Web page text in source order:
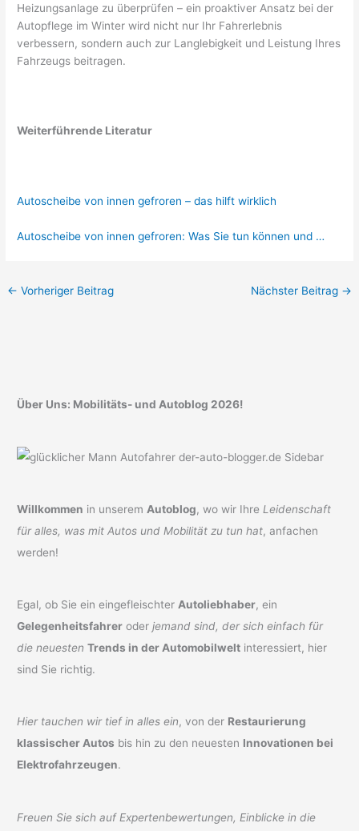
Heizungsanlage zu überprüfen – ein proaktiver Ansatz bei der
Autopflege im Winter wird nicht nur Ihr Fahrerlebnis
verbessern, sondern auch zur Langlebigkeit und Leistung Ihres
Fahrzeugs beitragen.
Weiterführende Literatur
Autoscheibe von innen gefroren – das hilft wirklich
Autoscheibe von innen gefroren: Was Sie tun können und …
← Vorheriger Beitrag Nächster Beitrag →
Über Uns: Mobilitäts- und Autoblog 2026!
Willkommen in unserem Autoblog, wo wir Ihre Leidenschaft
für alles, was mit Autos und Mobilität zu tun hat, anfachen
werden!
Egal, ob Sie ein eingefleischter Autoliebhaber, ein
Gelegenheitsfahrer oderjemand sind, der sich einfach für
die neuesten Trends in der Automobilwelt interessiert, hier
sind Sie richtig.
Hier tauchen wir tief in alles ein, von der Restaurierung
klassischer Autos bis hin zu den neuesten Innovationen bei
Elektrofahrzeugen.
Freuen Sie sich auf Expertenbewertungen, Einblicke in die